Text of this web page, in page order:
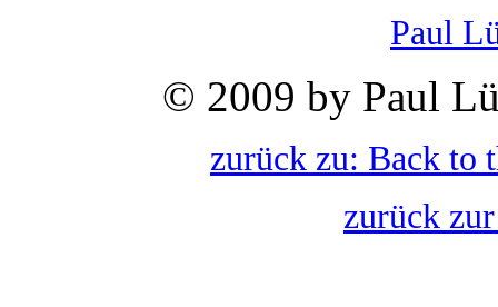
Paul
© 2009 by Paul
zurück zu: Back to
zurück